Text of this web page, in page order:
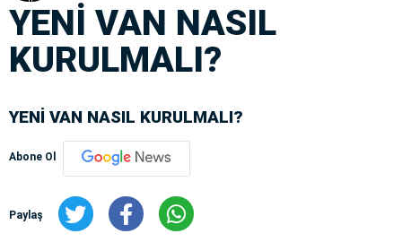
YENİ VAN NASIL
KURULMALI?
YENİ VAN NASIL KURULMALI?
Abone Ol
Paylaş